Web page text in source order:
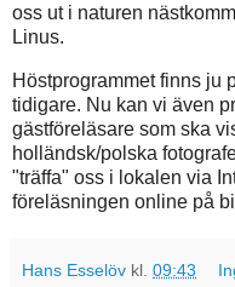
oss ut i naturen
Linus.
Höstprogrammet finns ju
tidigare. Nu kan vi även
gästföreläsare som ska
holländsk/polska
"träffa" oss i lokalen via
föreläsningen online på
Hans Esselöv kl. 09:43